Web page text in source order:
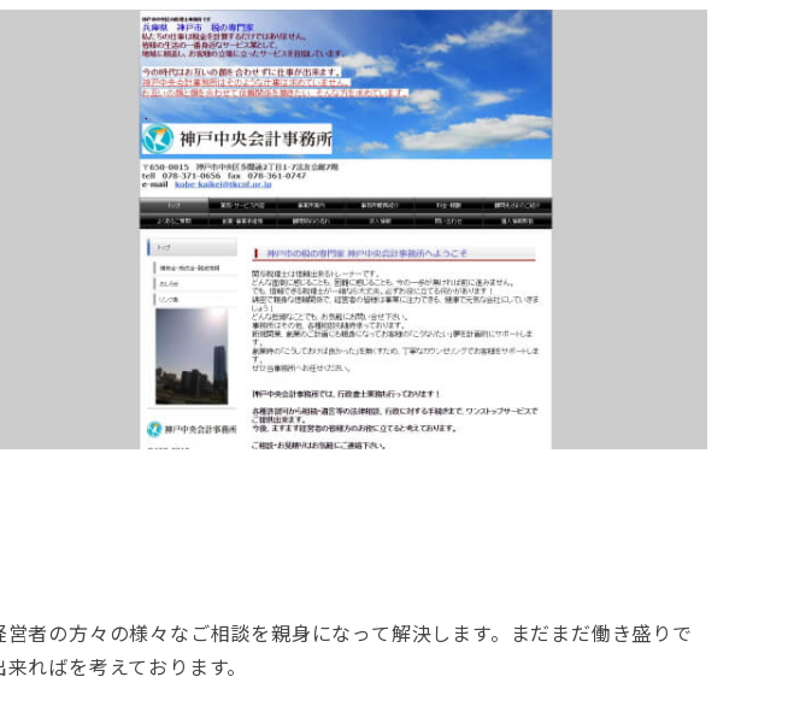
者の方々の様々なご相談を親身になって解決します。まだまだ働き盛りで
ればを考えております。